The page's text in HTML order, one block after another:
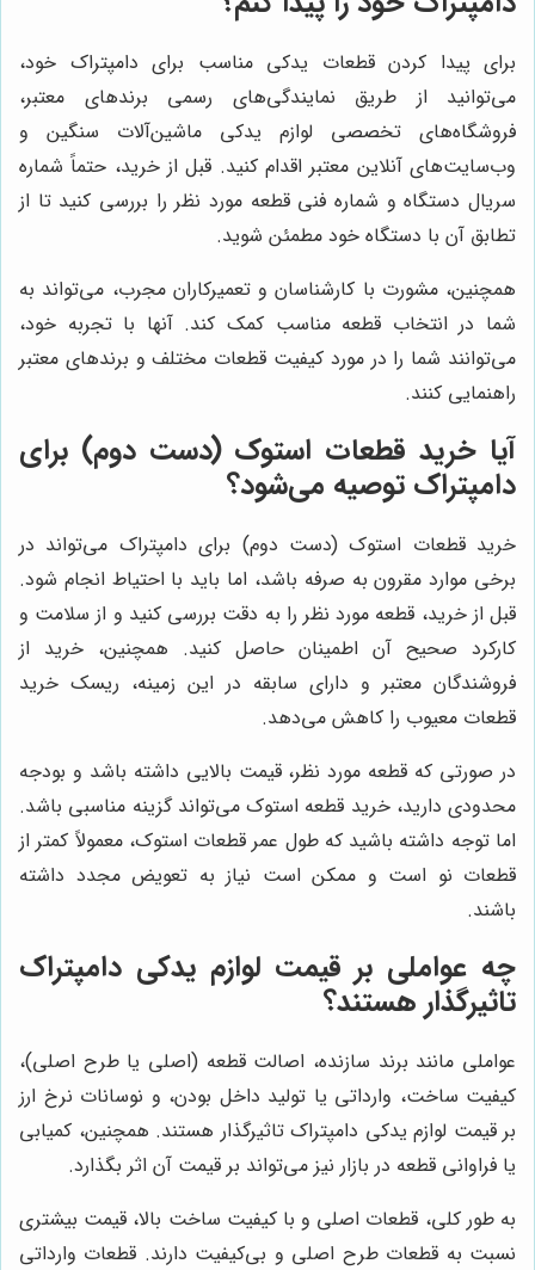
برای پیدا کردن قطعات یدکی مناسب برای دامپتراک خود،
می‌توانید از طریق نمایندگی‌های رسمی برندهای معتبر،
فروشگاه‌های تخصصی لوازم یدکی ماشین‌آلات سنگین و
وب‌سایت‌های آنلاین معتبر اقدام کنید. قبل از خرید، حتماً شماره
سریال دستگاه و شماره فنی قطعه مورد نظر را بررسی کنید تا از
تطابق آن با دستگاه خود مطمئن شوید.
همچنین، مشورت با کارشناسان و تعمیرکاران مجرب، می‌تواند به
شما در انتخاب قطعه مناسب کمک کند. آنها با تجربه خود،
می‌توانند شما را در مورد کیفیت قطعات مختلف و برندهای معتبر
راهنمایی کنند.
آیا خرید قطعات استوک (دست دوم) برای
دامپتراک توصیه می‌شود؟
خرید قطعات استوک (دست دوم) برای دامپتراک می‌تواند در
برخی موارد مقرون به صرفه باشد، اما باید با احتیاط انجام شود.
قبل از خرید، قطعه مورد نظر را به دقت بررسی کنید و از سلامت و
کارکرد صحیح آن اطمینان حاصل کنید. همچنین، خرید از
فروشندگان معتبر و دارای سابقه در این زمینه، ریسک خرید
قطعات معیوب را کاهش می‌دهد.
در صورتی که قطعه مورد نظر، قیمت بالایی داشته باشد و بودجه
محدودی دارید، خرید قطعه استوک می‌تواند گزینه مناسبی باشد.
اما توجه داشته باشید که طول عمر قطعات استوک، معمولاً کمتر از
قطعات نو است و ممکن است نیاز به تعویض مجدد داشته
باشند.
چه عواملی بر قیمت لوازم یدکی دامپتراک
تاثیرگذار هستند؟
عواملی مانند برند سازنده، اصالت قطعه (اصلی یا طرح اصلی)،
کیفیت ساخت، وارداتی یا تولید داخل بودن، و نوسانات نرخ ارز
بر قیمت لوازم یدکی دامپتراک تاثیرگذار هستند. همچنین، کمیابی
یا فراوانی قطعه در بازار نیز می‌تواند بر قیمت آن اثر بگذارد.
به طور کلی، قطعات اصلی و با کیفیت ساخت بالا، قیمت بیشتری
نسبت به قطعات طرح اصلی و بی‌کیفیت دارند. قطعات وارداتی